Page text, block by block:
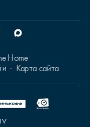
Home
Карта сайта